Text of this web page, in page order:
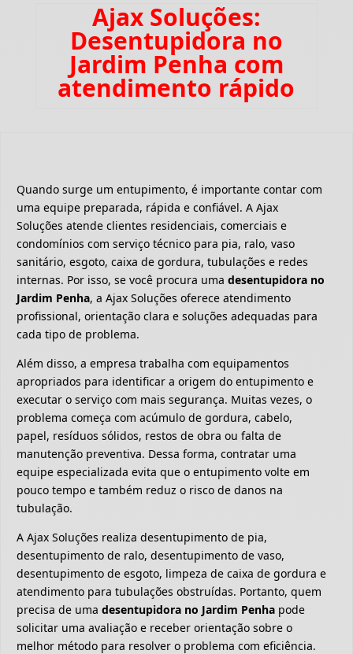
Ajax Soluções:
Desentupidora no
Jardim Penha com
atendimento rápido
Quando surge um entupimento, é importante contar com
uma equipe preparada, rápida e confiável. A Ajax
Soluções atende clientes residenciais, comerciais e
condomínios com serviço técnico para pia, ralo, vaso
sanitário, esgoto, caixa de gordura, tubulações e redes
internas. Por isso, se você procura uma desentupidora no
Jardim Penha, a Ajax Soluções oferece atendimento
profissional, orientação clara e soluções adequadas para
cada tipo de problema.
Além disso, a empresa trabalha com equipamentos
apropriados para identificar a origem do entupimento e
executar o serviço com mais segurança. Muitas vezes, o
problema começa com acúmulo de gordura, cabelo,
papel, resíduos sólidos, restos de obra ou falta de
manutenção preventiva. Dessa forma, contratar uma
equipe especializada evita que o entupimento volte em
pouco tempo e também reduz o risco de danos na
tubulação.
A Ajax Soluções realiza desentupimento de pia,
desentupimento de ralo, desentupimento de vaso,
desentupimento de esgoto, limpeza de caixa de gordura e
atendimento para tubulações obstruídas. Portanto, quem
precisa de uma desentupidora no Jardim Penha pode
solicitar uma avaliação e receber orientação sobre o
melhor método para resolver o problema com eficiência.